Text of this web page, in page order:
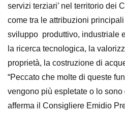
servizi terziari’ nel territorio dei
come tra le attribuzioni
sviluppo produttivo, industriale
la ricerca tecnologica, la
proprietà, la costruzione di
“Peccato che molte di queste
vengono più espletate o lo
afferma il Consigliere Emidio